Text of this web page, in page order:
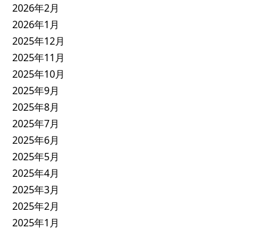
2026年2月
2026年1月
2025年12月
2025年11月
2025年10月
2025年9月
2025年8月
2025年7月
2025年6月
2025年5月
2025年4月
2025年3月
2025年2月
2025年1月